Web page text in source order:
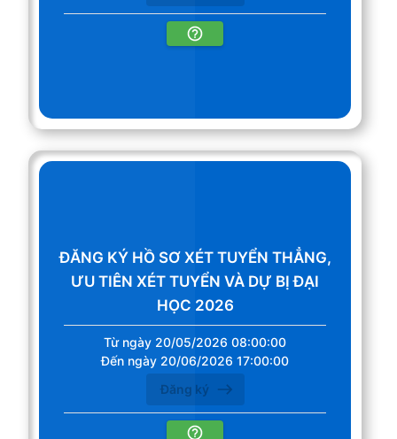
ĐĂNG KÝ HỒ SƠ XÉT TUYỂN THẲNG,
ƯU TIÊN XÉT TUYỂN VÀ DỰ BỊ ĐẠI
HỌC 2026
Từ ngày 20/05/2026 08:00:00
Đến ngày 20/06/2026 17:00:00
Đăng ký